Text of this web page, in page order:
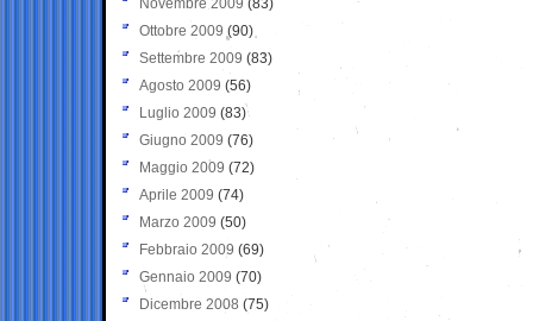
Novembre 2009 (83)
Ottobre 2009 (90)
Settembre 2009 (83)
Agosto 2009 (56)
Luglio 2009 (83)
Giugno 2009 (76)
Maggio 2009 (72)
Aprile 2009 (74)
Marzo 2009 (50)
Febbraio 2009 (69)
Gennaio 2009 (70)
Dicembre 2008 (75)